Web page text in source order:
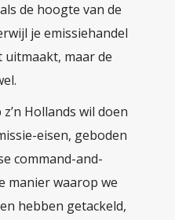
de hoogte van de
je emissiehandel
maar de
Hollands wil doen
eisen, geboden
command-and-
manier waarop we
hebben getackeld,